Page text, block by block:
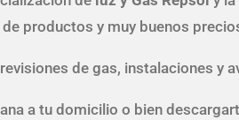
productos y muy buenos
de gas, instalaciones y
a tu domicilio o bien